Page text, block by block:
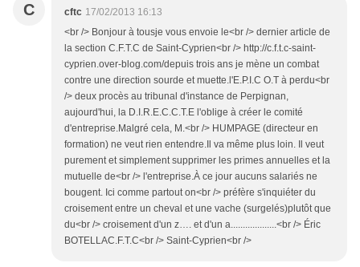
C cftc 17/02/2013 16:13
<br /> Bonjour à tousje vous envoie le<br /> dernier article de
la section C.F.T.C de Saint-Cyprien<br /> http://c.f.t.c-saint-
cyprien.over-blog.com/depuis trois ans je mène un combat
contre une direction sourde et muette.l'E.P.I.C O.T à perdu<br
/> deux procès au tribunal d'instance de Perpignan,
aujourd'hui, la D.I.R.E.C.C.T.E l'oblige à créer le comité
d'entreprise.Malgré cela, M.<br /> HUMPAGE (directeur en
formation) ne veut rien entendre.Il va même plus loin. Il veut
purement et simplement supprimer les primes annuelles et la
mutuelle de<br /> l'entreprise.À ce jour aucuns salariés ne
bougent. Ici comme partout on<br /> préfère s'inquiéter du
croisement entre un cheval et une vache (surgelés)plutôt que
du<br /> croisement d'un z…. et d'un a...................<br /> Éric
BOTELLAC.F.T.C<br /> Saint-Cyprien<br />